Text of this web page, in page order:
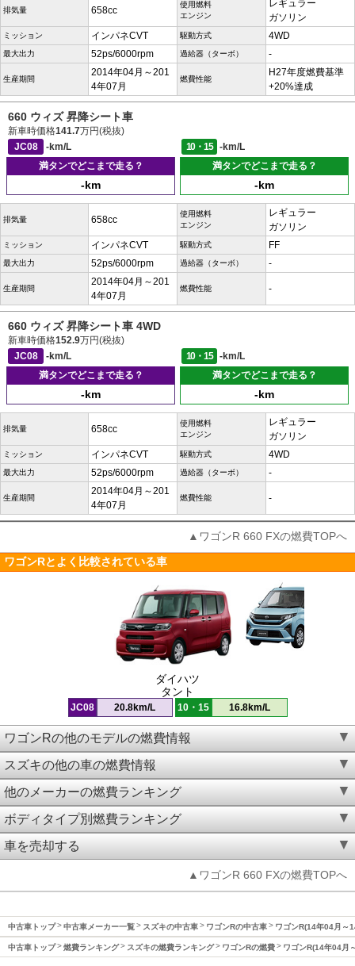
排気量 658cc
使用燃料
エンジン
レギュラー
ガソリン
ミッション インパネCVT 駆動方式 4WD
最大出力 52ps/6000rpm 過給器（ターボ） -
生産期間
2014年04月～201
4年07月
燃費性能
H27年度燃費基準
+20%達成
660 ウィズ 昇降シート車
新車時価格141.7万円(税抜)
JC08
-km/L 10・15
-km/L
満タンでどこまで走る？
-km
満タンでどこまで走る？
-km
排気量 658cc
使用燃料
エンジン
レギュラー
ガソリン
ミッション インパネCVT 駆動方式 FF
最大出力 52ps/6000rpm 過給器（ターボ） -
生産期間
2014年04月～201
4年07月
燃費性能 -
660 ウィズ 昇降シート車 4WD
新車時価格152.9万円(税抜)
JC08
-km/L 10・15
-km/L
満タンでどこまで走る？
-km
満タンでどこまで走る？
-km
排気量 658cc
使用燃料
エンジン
レギュラー
ガソリン
ミッション インパネCVT 駆動方式 4WD
最大出力 52ps/6000rpm 過給器（ターボ） -
生産期間
2014年04月～201
4年07月
燃費性能 -
▲ワゴンR 660 FXの燃費TOPへ
ワゴンRとよく比較されている車
ダイハツ
タント
JC08 20.8km/L 10・15 16.8km/L
ワゴンRの他のモデルの燃費情報
スズキの他の車の燃費情報
他のメーカーの燃費ランキング
ボディタイプ別燃費ランキング
車を売却する
▲ワゴンR 660 FXの燃費TOPへ
中古車トップ 中古車メーカー一覧 スズキの中古車 ワゴンRの中古車 ワゴンR(14年04月～
中古車トップ 燃費ランキング スズキの燃費ランキング ワゴンRの燃費 ワゴンR(14年04月